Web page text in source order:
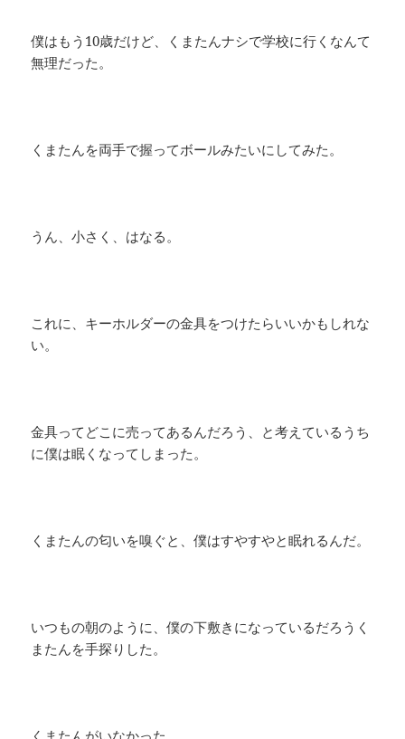
僕はもう10歳だけど、くまたんナシで学校に行くなんて
無理だった。
くまたんを両手で握ってボールみたいにしてみた。
うん、小さく、はなる。
これに、キーホルダーの金具をつけたらいいかもしれな
い。
金具ってどこに売ってあるんだろう、と考えているうち
に僕は眠くなってしまった。
くまたんの匂いを嗅ぐと、僕はすやすやと眠れるんだ。
いつもの朝のように、僕の下敷きになっているだろうく
またんを手探りした。